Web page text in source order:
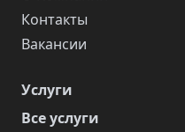
Контакты
Вакансии
Услуги
Все услуги